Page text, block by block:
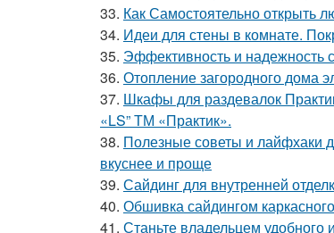
33. Как Самостоятельно открыть
34. Идеи для стены в комнате.
35. Эффективность и надежность
36. Отопление загородного дома
37. Шкафы для раздевалок
«LS” ТМ «Практик».
38. Полезные советы и лайфхаки
вкуснее и проще
39. Сайдинг для внутренней
40. Обшивка сайдингом
41. Станьте владельцем